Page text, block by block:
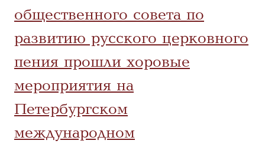
общественного совета по
развитию русского церковного
пения прошли хоровые
мероприятия на
Петербургском
международном